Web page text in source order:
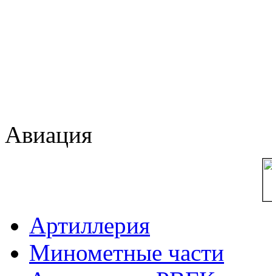
Авиация
Артиллерия
Минометные части